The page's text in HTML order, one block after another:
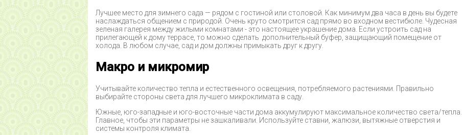
Лучшее место для зимнего сада — рядом с гостиной или столовой. Как минимум два часа в день вы будете
наслаждаться общением с природой. Очень круто смотрится сад прямо во входном вестибюле. Чудесная
зеленая галерея между жилыми комнатами - это настоящее украшение дома. Если устроить сад на
прилегающей к дому террасе, то можно сделать дополнительный буфер, защищающий помещение от
холода. В любом случае, сад и дом должны примыкать друг к другу.
Макро и микромир
Учитывайте количество тепла и естественного освещения, потребляемого растениями. Правильно
выбирайте стороны света для лучшего микроклимата в саду.
Южные, юго-западные и юго-восточные части дома аккумулируют максимальное количество света/тепла.
Главное, чтобы эти параметры не зашкаливали. Используйте ставни, жалюзи, вытяжные отверстия и
системы контроля климата.